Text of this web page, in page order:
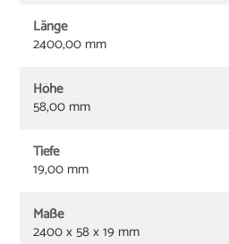
Länge
2400,00 mm
Höhe
58,00 mm
Tiefe
19,00 mm
Maße
2400 x 58 x 19 mm